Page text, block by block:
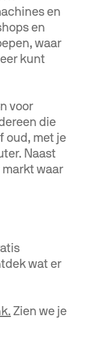
en
en
waar
kunt
voor
die
oud, met je
Naast
markt waar
wat er
Zien we je